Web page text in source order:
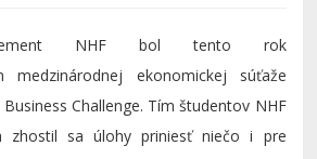
NHF bol tento rok
medzinárodnej ekonomickej súťaže
Business Challenge. Tím študentov NHF
zhostil sa úlohy priniesť niečo i pre